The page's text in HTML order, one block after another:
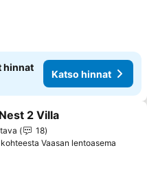
hinnat
Katso hinnat
suosikkeihin
2 Villa
18
Vaasan lentoasema